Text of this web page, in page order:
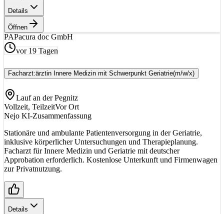
Details
Öffnen
PAPacura doc GmbH
vor 19 Tagen
Facharzt:ärztin Innere Medizin mit Schwerpunkt Geriatrie(m/w/x)
Lauf an der Pegnitz
Vollzeit, TeilzeitVor Ort
Nejo KI-Zusammenfassung
Stationäre und ambulante Patientenversorgung in der Geriatrie,
inklusive körperlicher Untersuchungen und Therapieplanung.
Facharzt für Innere Medizin und Geriatrie mit deutscher
Approbation erforderlich. Kostenlose Unterkunft und Firmenwagen
zur Privatnutzung.
Details